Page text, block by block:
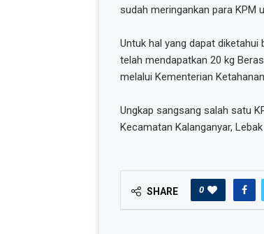
sudah meringankan para KPM
Untuk hal yang dapat
telah mendapatkan 20 kg
melalui Kementerian Ketahanan
Ungkap sangsang salah satu
Kecamatan Kalanganyar,
SHARE 0